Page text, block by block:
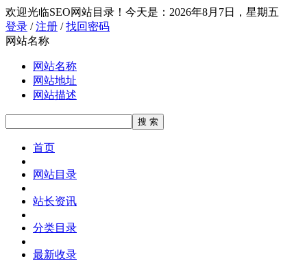
欢迎光临SEO网站目录！ 今天是：2026年8月7日，星期五
登录 /注册 /找回密码
网站名称
网站名称
网站地址
网站描述
首页
网站目录
站长资讯
分类目录
最新收录